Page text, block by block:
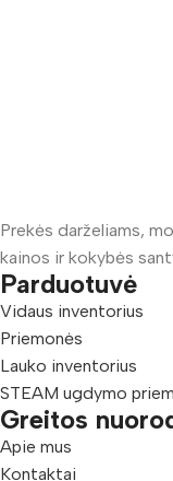
Prekės darželiams,
kainos ir kokybės
Parduotuvė
Vidaus inventorius
Priemonės
Lauko inventorius
STEAM ugdymo
Greitos
Apie mus
Kontaktai